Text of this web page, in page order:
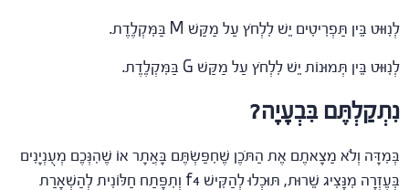
לְנִוּוּט בֵּין תַּפְרִיטִים יֵשׁ לִלְחֹץ עַל מַקַּשׁ M בַּמִּקְלֶדֶת.
לְנִוּוּט בֵּין תְּמוּנוֹת יֵשׁ לִלְחֹץ עַל מַקַּשׁ G בַּמִּקְלֶדֶת.
נִתְקַלְתֶּם בִּבְעָיָה?
בְּמִדָּה וְלֹא מַצָאתֶם אֶת הַתֹּכֶן שֶׁחִפַּשְׂתֶּם בָּאֲתָר אוֹ שֶׁהִנְּכֶם מְעֻנְיָנִים
בְּעֶזְרָה מִנָּצִיג שֵׁרוּת, תּוּכְלוּ לְהַקִּישׁ f4 וְתִפָּתַח חַלּוֹנִית לְהַשְׁאָרַת